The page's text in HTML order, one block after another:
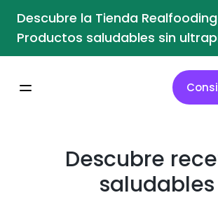
Descubre la Tienda
Productos saludables sin
Descubre
saludables